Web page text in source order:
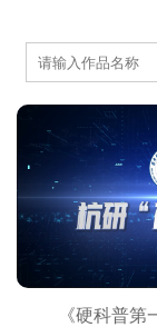
《硬科普第